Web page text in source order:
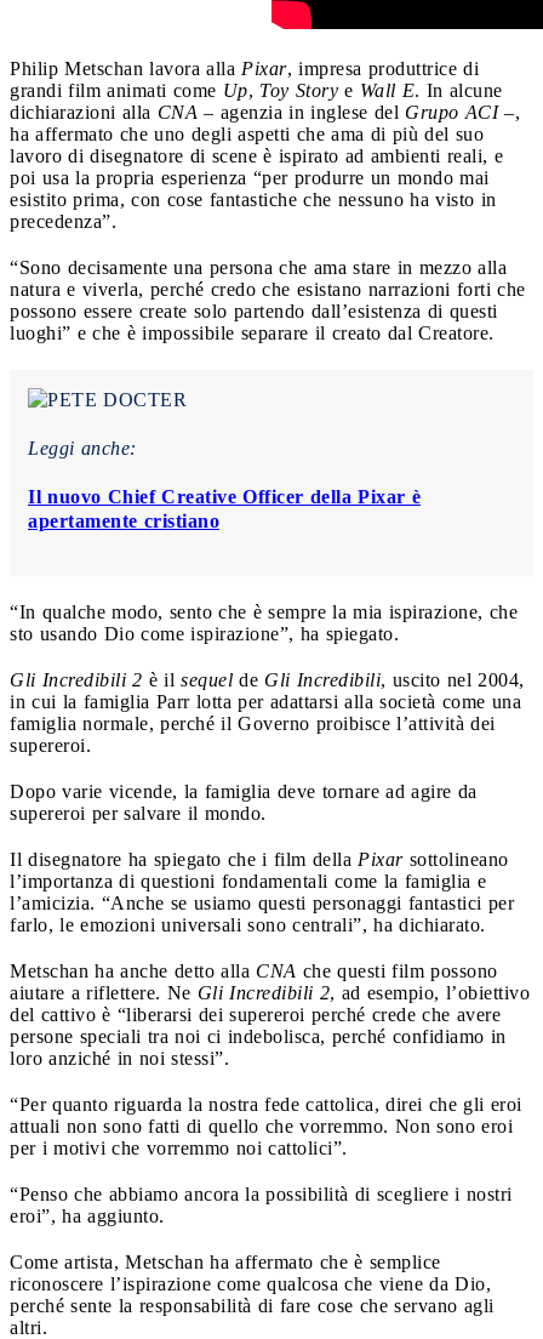
Philip Metschan lavora alla Pixar, impresa produttrice di
grandi film animati come Up, Toy Story e Wall E. In alcune
dichiarazioni alla CNA – agenzia in inglese del Grupo ACI–,
ha affermato che uno degli aspetti che ama di più del suo
lavoro di disegnatore di scene è ispirato ad ambienti reali, e
poi usa la propria esperienza “per produrre un mondo mai
esistito prima, con cose fantastiche che nessuno ha visto in
precedenza”.
“Sono decisamente una persona che ama stare in mezzo alla
natura e viverla, perché credo che esistano narrazioni forti che
possono essere create solo partendo dall’esistenza di questi
luoghi” e che è impossibile separare il creato dal Creatore.
Leggi anche:
Il nuovo Chief Creative Officer della Pixar è
apertamente cristiano
“In qualche modo, sento che è sempre la mia ispirazione, che
sto usando Dio come ispirazione”, ha spiegato.
Gli Incredibili 2 è il sequel de Gli Incredibili, uscito nel 2004,
in cui la famiglia Parr lotta per adattarsi alla società come una
famiglia normale, perché il Governo proibisce l’attività dei
supereroi.
Dopo varie vicende, la famiglia deve tornare ad agire da
supereroi per salvare il mondo.
Il disegnatore ha spiegato che i film della Pixarsottolineano
l’importanza di questioni fondamentali come la famiglia e
l’amicizia. “Anche se usiamo questi personaggi fantastici per
farlo, le emozioni universali sono centrali”, ha dichiarato.
Metschan ha anche detto alla CNA che questi film possono
aiutare a riflettere. Ne Gli Incredibili 2, ad esempio, l’obiettivo
del cattivo è “liberarsi dei supereroi perché crede che avere
persone speciali tra noi ci indebolisca, perché confidiamo in
loro anziché in noi stessi”.
“Per quanto riguarda la nostra fede cattolica, direi che gli eroi
attuali non sono fatti di quello che vorremmo. Non sono eroi
per i motivi che vorremmo noi cattolici”.
“Penso che abbiamo ancora la possibilità di scegliere i nostri
eroi”, ha aggiunto.
Come artista, Metschan ha affermato che è semplice
riconoscere l’ispirazione come qualcosa che viene da Dio,
perché sente la responsabilità di fare cose che servano agli
altri.